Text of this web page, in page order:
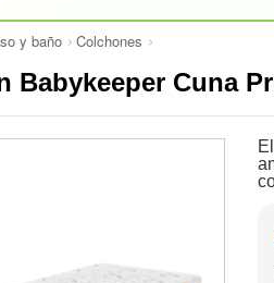
y baño Colchones
Babykeeper Cuna